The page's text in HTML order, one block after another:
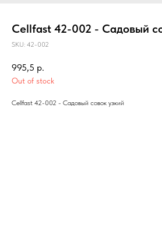
Cellfast 42-002 - Садовый
SKU: 42-002
995,5 р.
Out of stock
Cellfast 42-002 - Садовый совок узкий